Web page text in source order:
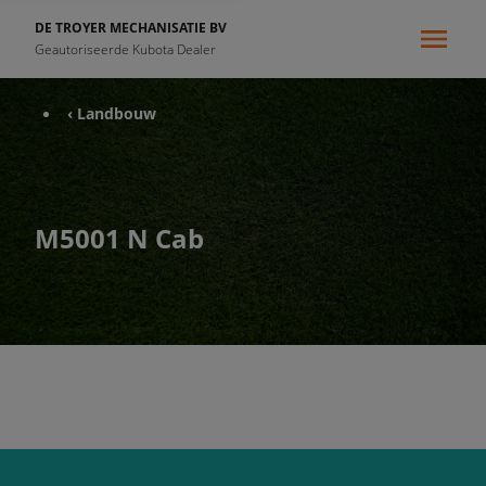
DE TROYER MECHANISATIE BV
Geautoriseerde Kubota Dealer
‹ Landbouw
M5001 N Cab